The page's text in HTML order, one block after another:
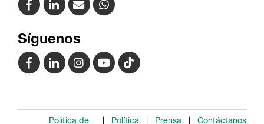
Síguenos
Política de Política Prensa Contáctanos